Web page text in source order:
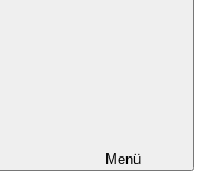
Menü